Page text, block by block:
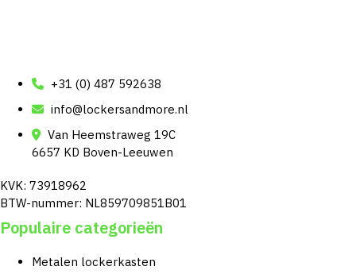
+31 (0) 487 592638
info@lockersandmore.nl
Van Heemstraweg 19C
6657 KD Boven-Leeuwen
KVK: 73918962
BTW-nummer: NL859709851B01
Populaire categorieën
Metalen lockerkasten